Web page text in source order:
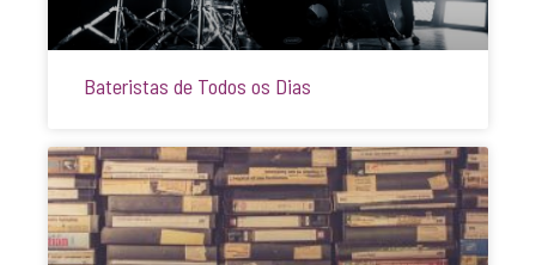
Bateristas de Todos os Dias